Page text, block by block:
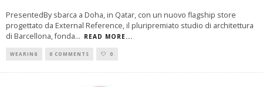
PresentedBy sbarca a Doha, in Qatar, con un nuovo flagship store
progettato da External Reference, il pluripremiato studio di architettura
di Barcellona, fonda... READ MORE...
WEARING 0 COMMENTS 0